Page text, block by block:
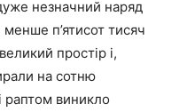
незначний наряд
п’ятисот тисяч
простір і,
на сотню
раптом виникло